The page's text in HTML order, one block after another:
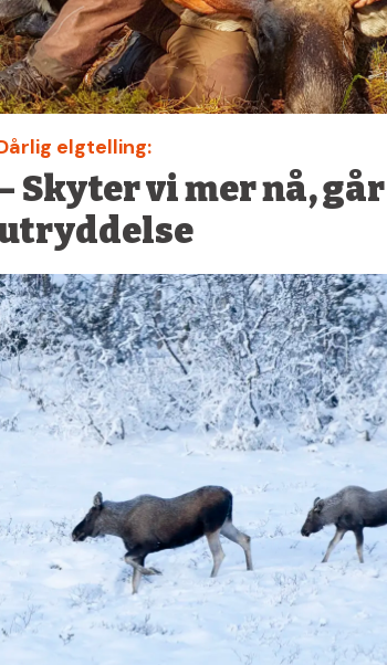
elgtelling:
Skyter vi mer nå,